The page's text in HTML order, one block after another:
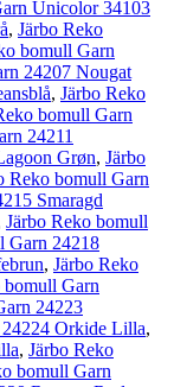
Unicolor 34103
, Järbo Reko
bomull Garn
24207 Nougat
, Järbo Reko
bomull Garn
24211
Grøn, Järbo
Reko bomull Garn
Smaragd
Järbo Reko bomull
Garn 24218
, Järbo Reko
bomull Garn
24223
Orkide Lilla,
, Järbo Reko
bomull Garn